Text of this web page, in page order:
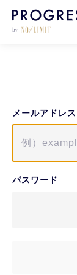
メールアドレス
パスワード